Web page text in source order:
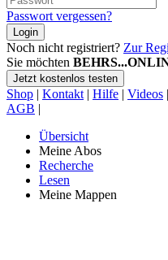
Passwort vergessen?
Login
Noch nicht registriert? Zur
Sie möchten
Jetzt kostenlos testen
Shop | Kontakt | Hilfe | Videos |
AGB |
Übersicht
Meine Abos
Recherche
Lesen
Meine Mappen